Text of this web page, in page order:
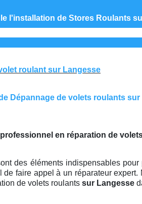
l'installation de Stores Roulants
roulant sur Langesse
Dépannage de volets roulants
en réparation de
des éléments indispensables
de faire appel à un réparateur
de volets roulants sur Langesse